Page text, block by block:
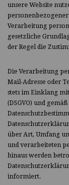
unsere Website
Verarbeitung
gesetzliche
der Regel die
Die Verarbeitung
Mail-Adresse oder
stets im Einklang
(DSGVO) und
über Art, Umfang
und verarbeiteten
hinaus werden
informiert.